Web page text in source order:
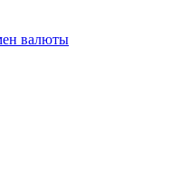
валюты